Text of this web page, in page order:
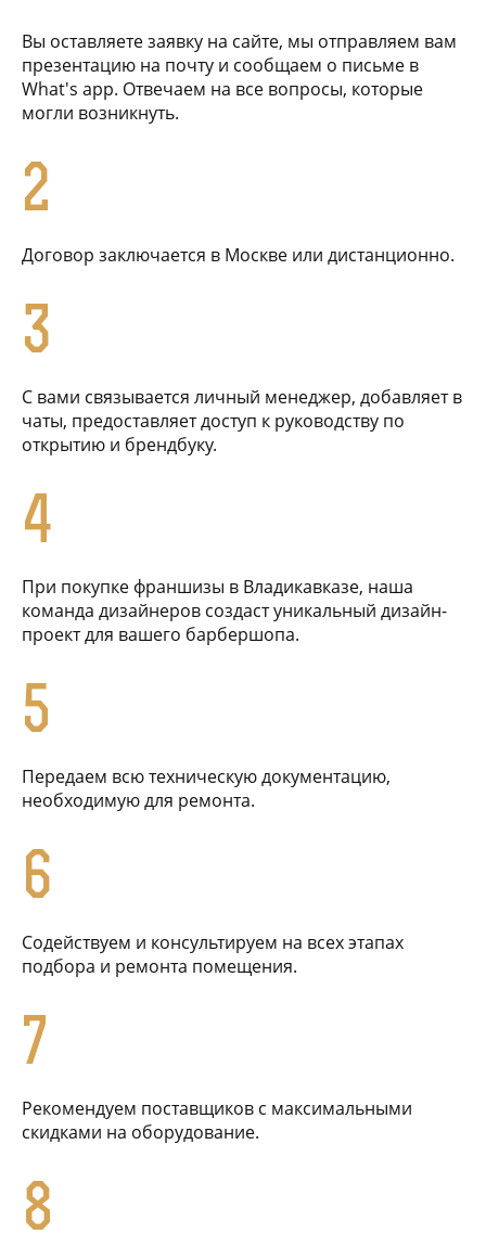
Вы оставляете заявку на сайте, мы отправляем вам
презентацию на почту и сообщаем о письме в
What's app. Отвечаем на все вопросы, которые
могли возникнуть.
2
Договор заключается в Москве или дистанционно.
3
С вами связывается личный менеджер, добавляет в
чаты, предоставляет доступ к руководству по
открытию и брендбуку.
4
При покупке франшизы в Владикавказе, наша
команда дизайнеров создаст уникальный дизайн-
проект для вашего барбершопа.
5
Передаем всю техническую документацию,
необходимую для ремонта.
6
Содействуем и консультируем на всех этапах
подбора и ремонта помещения.
7
Рекомендуем поставщиков с максимальными
скидками на оборудование.
8